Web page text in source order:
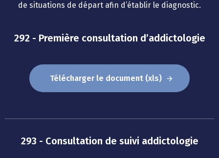
de situations de départ afin d’établir le diagnostic.
292 - Première consultation d’addictologie
Télécharger le document (xls)
293 - Consultation de suivi addictologie